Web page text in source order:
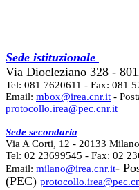
Sede istituzionale
Via Diocleziano 328 -
Tel: 081 7620611 - Fax: 081
Email: mbox@irea.cnr.it -
protocollo.irea@pec.cnr.it
Sede secondaria
Via A Corti, 12 - 20133 Milano
Tel: 02 23699545 - Fax: 02
Email: milano@irea.cnr.it-
(PEC)